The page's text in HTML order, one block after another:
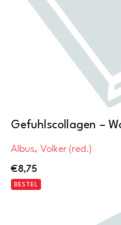
Gefuhlscollagen –
Albus, Volker (red.)
€8,75
BESTEL